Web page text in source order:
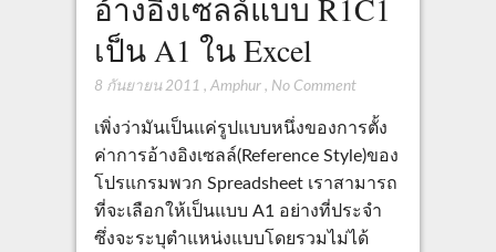
อ้างอิงเซลล์แบบ R1C1
เป็น A1 ใน Excel
8 กันยายน 2011 , Amphur, No Comment
เพิ่งว่ามันเป็นแค่รูปแบบหนึ่งของการตั้ง
ค่าการอ้างอิงเซลล์(Reference Style)ของ
โปรแกรมพวก Spreadsheet เราสามารถ
ที่จะเลือกให้เป็นแบบ A1 อย่างที่ประจำ
ซึ่งจะระบุตำแหน่งแบบโดยรวมไม่ได้